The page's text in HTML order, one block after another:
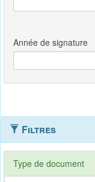
Filtres
Type de document